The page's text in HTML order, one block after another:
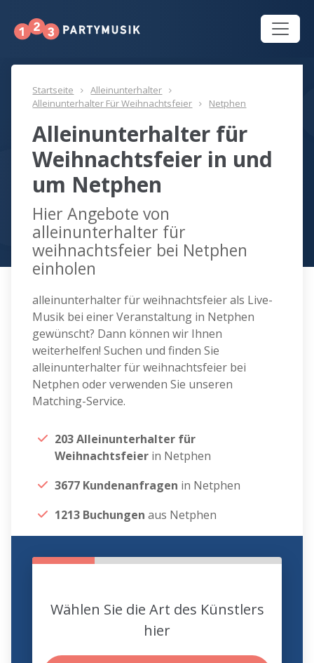
Startseite
Alleinunterhalter
Alleinunterhalter Für Weihnachtsfeier
Netphen
Alleinunterhalter für
Weihnachtsfeier in und
um Netphen
Hier Angebote von
alleinunterhalter für
weihnachtsfeier bei Netphen
einholen
alleinunterhalter für weihnachtsfeier als Live-
Musik bei einer Veranstaltung in Netphen
gewünscht? Dann können wir Ihnen
weiterhelfen! Suchen und finden Sie
alleinunterhalter für weihnachtsfeier bei
Netphen oder verwenden Sie unseren
Matching-Service.
203 Alleinunterhalter für
Weihnachtsfeier in Netphen
3677 Kundenanfragen in Netphen
1213 Buchungen aus Netphen
Wählen Sie die Art des Künstlers
hier